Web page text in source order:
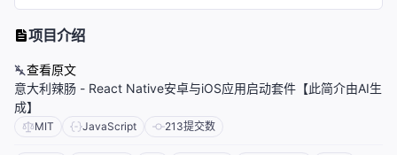
项目介绍
查看原文
意大利辣肠 - React Native安卓与iOS应用启动套件【此简介由AI生
成】
MIT JavaScript 213提交数